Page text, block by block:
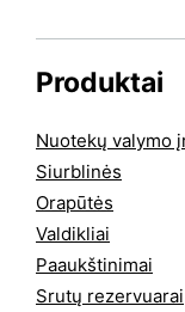
Produktai
Nuotekų valymo
Siurblinės
Orapūtės
Valdikliai
Paaukštinimai
Srutų rezervuarai